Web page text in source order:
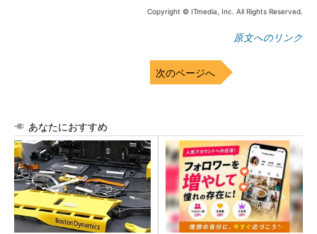
Copyright © ITmedia, Inc. All Rights Reserved.
原文へのリンク
次のページへ
あなたにおすすめ